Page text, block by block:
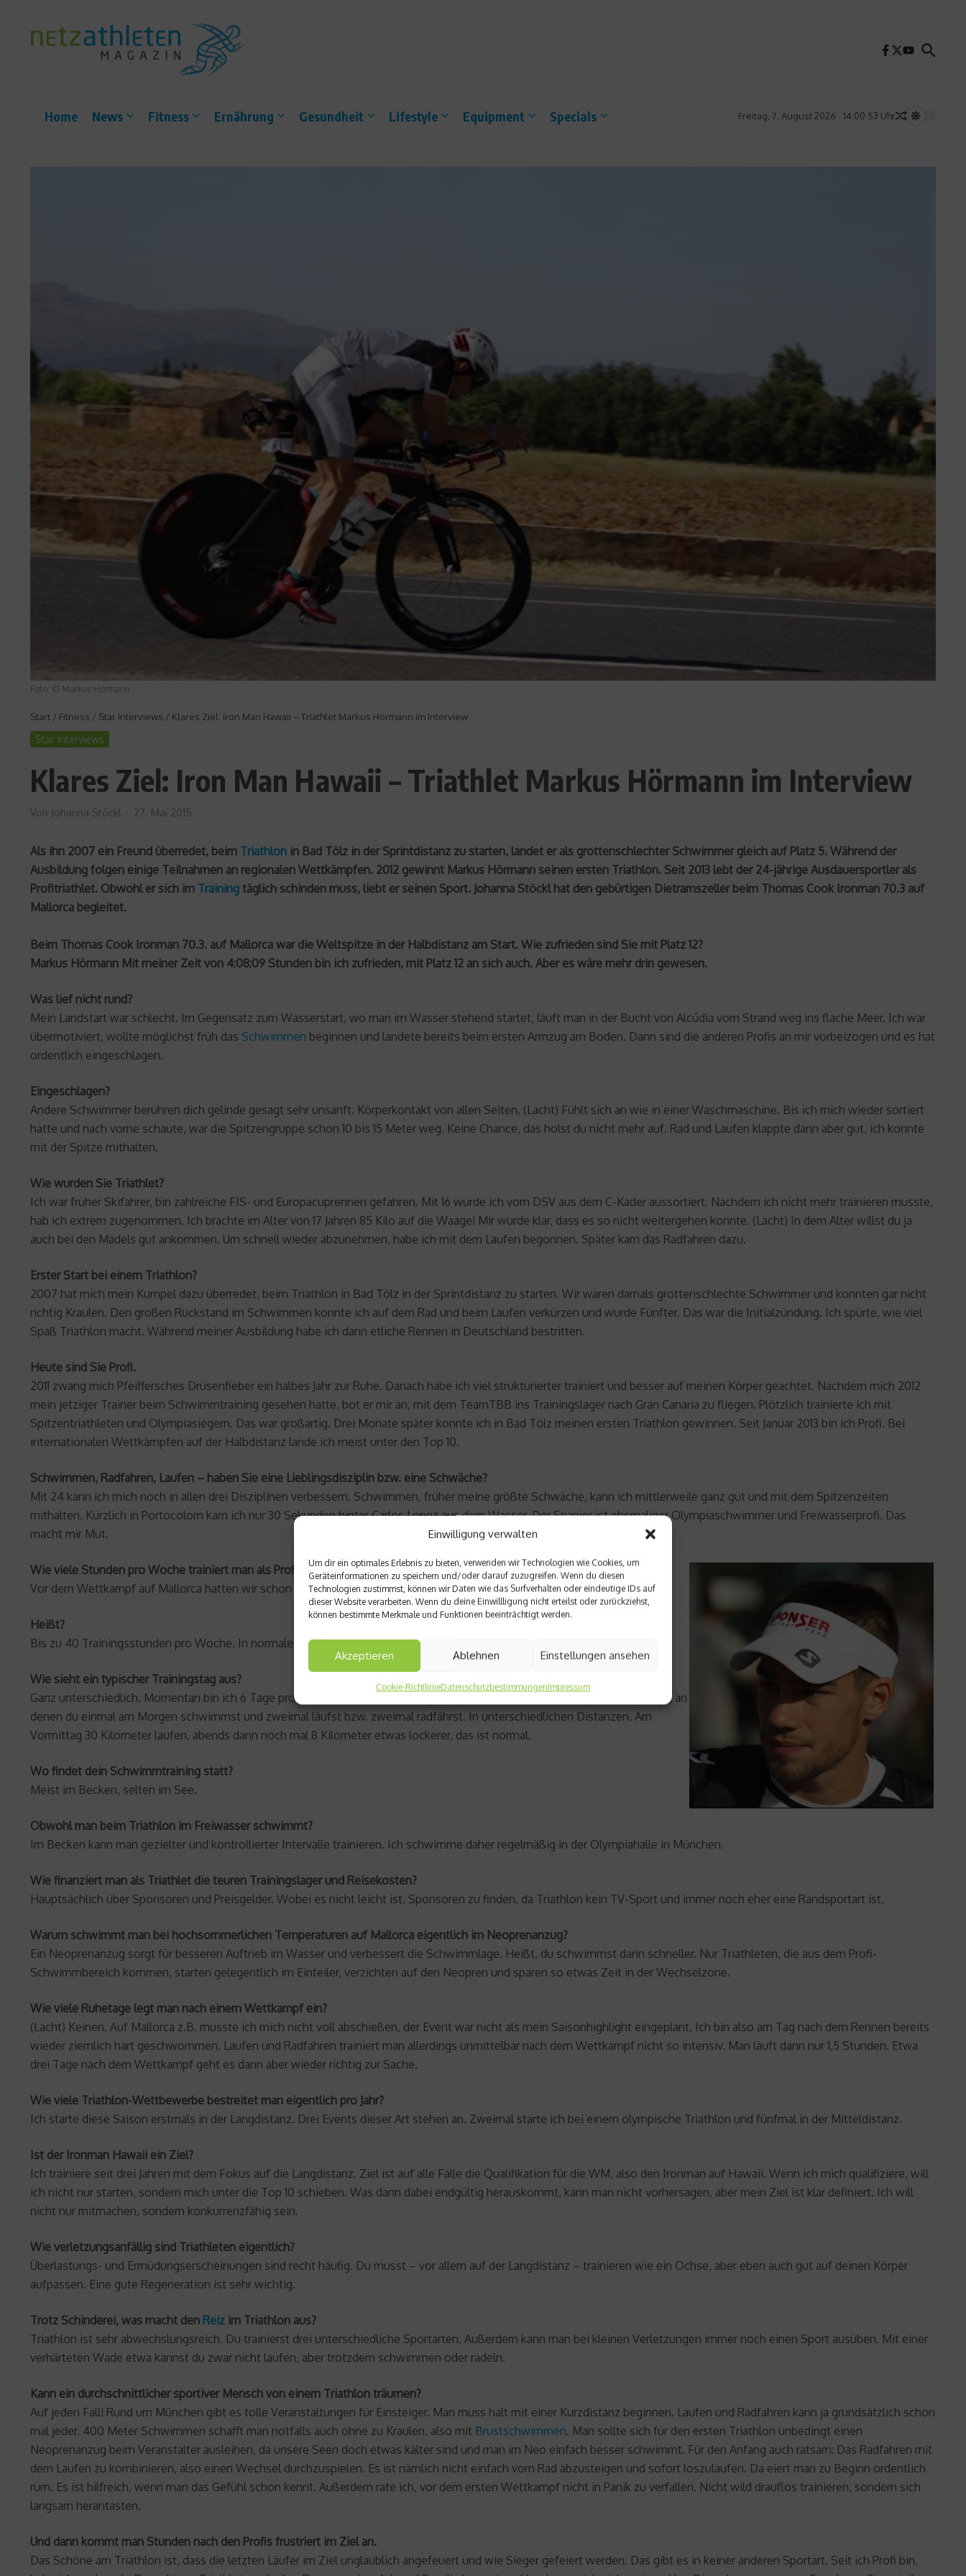
Einwilligung verwalten
Um dir ein optimales Erlebnis zu bieten, verwenden wir Technologien wie Cookies, um
Geräteinformationen zu speichern und/oder darauf zuzugreifen. Wenn du diesen
Technologien zustimmst, können wir Daten wie das Surfverhalten oder eindeutige IDs auf
dieser Website verarbeiten. Wenn du deine Einwillligung nicht erteilst oder zurückziehst,
können bestimmte Merkmale und Funktionen beeinträchtigt werden.
Akzeptieren Ablehnen Einstellungen ansehen
Cookie-RichtlinieDatenschutzbestimmungenImpressum
Home News Fitness Ernährung Gesundheit Lifestyle Equipment Specials Freitag, 7. August 2026 14:00:55 Uhr
Foto: © Markus Hörmann
Start / Fitness / Star Interviews / Klares Ziel: Iron Man Hawaii – Triathlet Markus Hörmann im Interview
Star Interviews
Klares Ziel: Iron Man Hawaii – Triathlet Markus Hörmann im Interview
Von Johanna Stöckl 27. Mai 2015
Als ihn 2007 ein Freund überredet, beim Triathlon in Bad Tölz in der Sprintdistanz zu starten, landet er als grottenschlechter Schwimmer gleich auf Platz 5. Während der
Ausbildung folgen einige Teilnahmen an regionalen Wettkämpfen. 2012 gewinnt Markus Hörmann seinen ersten Triathlon. Seit 2013 lebt der 24-jährige Ausdauersportler als
Profitriathlet. Obwohl er sich im Training täglich schinden muss, liebt er seinen Sport. Johanna Stöckl hat den gebürtigen Dietramszeller beim Thomas Cook Ironman 70.3 auf
Mallorca begleitet.
Beim Thomas Cook Ironman 70.3. auf Mallorca war die Weltspitze in der Halbdistanz am Start. Wie zufrieden sind Sie mit Platz 12?
Markus Hörmann Mit meiner Zeit von 4:08:09 Stunden bin ich zufrieden, mit Platz 12 an sich auch. Aber es wäre mehr drin gewesen.
Was lief nicht rund?
Mein Landstart war schlecht. Im Gegensatz zum Wasserstart, wo man im Wasser stehend startet, läuft man in der Bucht von Alcúdia vom Strand weg ins flache Meer. Ich war
übermotiviert, wollte möglichst früh das Schwimmen beginnen und landete bereits beim ersten Armzug am Boden. Dann sind die anderen Profis an mir vorbeizogen und es hat
ordentlich eingeschlagen.
Eingeschlagen?
Andere Schwimmer berühren dich gelinde gesagt sehr unsanft. Körperkontakt von allen Seiten. (Lacht) Fühlt sich an wie in einer Waschmaschine. Bis ich mich wieder sortiert
hatte und nach vorne schaute, war die Spitzengruppe schon 10 bis 15 Meter weg. Keine Chance, das holst du nicht mehr auf. Rad und Laufen klappte dann aber gut, ich konnte
mit der Spitze mithalten.
Wie wurden Sie Triathlet?
Ich war früher Skifahrer, bin zahlreiche FIS- und Europacuprennen gefahren. Mit 16 wurde ich vom DSV aus dem C-Kader aussortiert. Nachdem ich nicht mehr trainieren musste,
hab ich extrem zugenommen. Ich brachte im Alter von 17 Jahren 85 Kilo auf die Waage! Mir wurde klar, dass es so nicht weitergehen konnte. (Lacht) In dem Alter willst du ja
auch bei den Mädels gut ankommen. Um schnell wieder abzunehmen, habe ich mit dem Laufen begonnen. Später kam das Radfahren dazu.
Erster Start bei einem Triathlon?
2007 hat mich mein Kumpel dazu überredet, beim Triathlon in Bad Tölz in der Sprintdistanz zu starten. Wir waren damals grottenschlechte Schwimmer und konnten gar nicht
richtig Kraulen. Den großen Rückstand im Schwimmen konnte ich auf dem Rad und beim Laufen verkürzen und wurde Fünfter. Das war die Initialzündung. Ich spürte, wie viel
Spaß Triathlon macht. Während meiner Ausbildung habe ich dann etliche Rennen in Deutschland bestritten.
Heute sind Sie Profi.
2011 zwang mich Pfeiffersches Drüsenfieber ein halbes Jahr zur Ruhe. Danach habe ich viel strukturierter trainiert und besser auf meinen Körper geachtet. Nachdem mich 2012
mein jetziger Trainer beim Schwimmtraining gesehen hatte, bot er mir an, mit dem TeamTBB ins Trainingslager nach Gran Canaria zu fliegen. Plötzlich trainierte ich mit
Spitzentriathleten und Olympiasiegern. Das war großartig. Drei Monate später konnte ich in Bad Tölz meinen ersten Triathlon gewinnen. Seit Januar 2013 bin ich Profi. Bei
internationalen Wettkämpfen auf der Halbdistanz lande ich meist unter den Top 10.
Schwimmen, Radfahren, Laufen – haben Sie eine Lieblingsdisziplin bzw. eine Schwäche?
Mit 24 kann ich mich noch in allen drei Disziplinen verbessern. Schwimmen, früher meine größte Schwäche, kann ich mittlerweile ganz gut und mit dem Spitzenzeiten
mithalten. Kürzlich in Portocolom kam ich nur 30 Sekunden hinter Carlos Lopez aus dem Wasser. Der Spanier ist ehemaliger Olympiaschwimmer und Freiwasserprofi. Das
macht mir Mut.
Wie viele Stunden pro Woche trainiert man als Profitriathlet?
Vor dem Wettkampf auf Mallorca hatten wir schon brutale Blöcke drin.
Heißt?
Bis zu 40 Trainingsstunden pro Woche. In normalen Wochen trainiere ich, je nach
Wie sieht ein typischer Trainingstag aus?
Ganz unterschiedlich. Momentan bin ich 6 Tage pro Woche im Wasser. Dazu gibt es spezielle Lauf- oder Radtage, also Tage, an
denen du einmal am Morgen schwimmst und zweimal läufst bzw. zweimal radfährst. In unterschiedlichen Distanzen. Am
Vormittag 30 Kilometer laufen, abends dann noch mal 8 Kilometer etwas lockerer, das ist normal.
Wo findet dein Schwimmtraining statt?
Meist im Becken, selten im See.
Obwohl man beim Triathlon im Freiwasser schwimmt?
Im Becken kann man gezielter und kontrollierter Intervalle trainieren. Ich schwimme daher regelmäßig in der Olympiahalle in München.
Wie finanziert man als Triathlet die teuren Trainingslager und Reisekosten?
Hauptsächlich über Sponsoren und Preisgelder. Wobei es nicht leicht ist, Sponsoren zu finden, da Triathlon kein TV-Sport und immer noch eher eine Randsportart ist.
Warum schwimmt man bei hochsommerlichen Temperaturen auf Mallorca eigentlich im Neoprenanzug?
Ein Neoprenanzug sorgt für besseren Auftrieb im Wasser und verbessert die Schwimmlage. Heißt, du schwimmst darin schneller. Nur Triathleten, die aus dem Profi-
Schwimmbereich kommen, starten gelegentlich im Einteiler, verzichten auf den Neopren und sparen so etwas Zeit in der Wechselzone.
Wie viele Ruhetage legt man nach einem Wettkampf ein?
(Lacht) Keinen. Auf Mallorca z.B. musste ich mich nicht voll abschießen, der Event war nicht als mein Saisonhighlight eingeplant. Ich bin also am Tag nach dem Rennen bereits
wieder ziemlich hart geschwommen. Laufen und Radfahren trainiert man allerdings unmittelbar nach dem Wettkampf nicht so intensiv. Man läuft dann nur 1,5 Stunden. Etwa
drei Tage nach dem Wettkampf geht es dann aber wieder richtig zur Sache.
Wie viele Triathlon-Wettbewerbe bestreitet man eigentlich pro Jahr?
Ich starte diese Saison erstmals in der Langdistanz. Drei Events dieser Art stehen an. Zweimal starte ich bei einem olympische Triathlon und fünfmal in der Mitteldistanz.
Ist der Ironman Hawaii ein Ziel?
Ich trainiere seit drei Jahren mit dem Fokus auf die Langdistanz. Ziel ist auf alle Fälle die Qualifikation für die WM, also den Ironman auf Hawaii. Wenn ich mich qualifiziere, will
ich nicht nur starten, sondern mich unter die Top 10 schieben. Was dann dabei endgültig herauskommt, kann man nicht vorhersagen, aber mein Ziel ist klar definiert. Ich will
nicht nur mitmachen, sondern konkurrenzfähig sein.
Wie verletzungsanfällig sind Triathleten eigentlich?
Überlastungs- und Ermüdungserscheinungen sind recht häufig. Du musst – vor allem auf der Langdistanz – trainieren wie ein Ochse, aber eben auch gut auf deinen Körper
aufpassen. Eine gute Regeneration ist sehr wichtig.
Trotz Schinderei, was macht den Reiz im Triathlon aus?
Triathlon ist sehr abwechslungsreich. Du trainierst drei unterschiedliche Sportarten. Außerdem kann man bei kleinen Verletzungen immer noch einen Sport ausüben. Mit einer
verhärteten Wade etwa kannst du zwar nicht laufen, aber trotzdem schwimmen oder radeln.
Kann ein durchschnittlicher sportiver Mensch von einem Triathlon träumen?
Auf jeden Fall! Rund um München gibt es tolle Veranstaltungen für Einsteiger. Man muss halt mit einer Kurzdistanz beginnen. Laufen und Radfahren kann ja grundsätzlich schon
mal jeder. 400 Meter Schwimmen schafft man notfalls auch ohne zu Kraulen, also mit Brustschwimmen. Man sollte sich für den ersten Triathlon unbedingt einen
Neoprenanzug beim Veranstalter ausleihen, da unsere Seen doch etwas kälter sind und man im Neo einfach besser schwimmt. Für den Anfang auch ratsam: Das Radfahren mit
dem Laufen zu kombinieren, also einen Wechsel durchzuspielen. Es ist nämlich nicht einfach vom Rad abzusteigen und sofort loszulaufen. Da eiert man zu Beginn ordentlich
rum. Es ist hilfreich, wenn man das Gefühl schon kennt. Außerdem rate ich, vor dem ersten Wettkampf nicht in Panik zu verfallen. Nicht wild drauflos trainieren, sondern sich
langsam herantasten.
Und dann kommt man Stunden nach den Profis frustriert im Ziel an.
Das Schöne am Triathlon ist, dass die letzten Läufer im Ziel unglaublich angefeuert und wie Sieger gefeiert werden. Das gibt es in keiner anderen Sportart. Seit ich Profi bin,